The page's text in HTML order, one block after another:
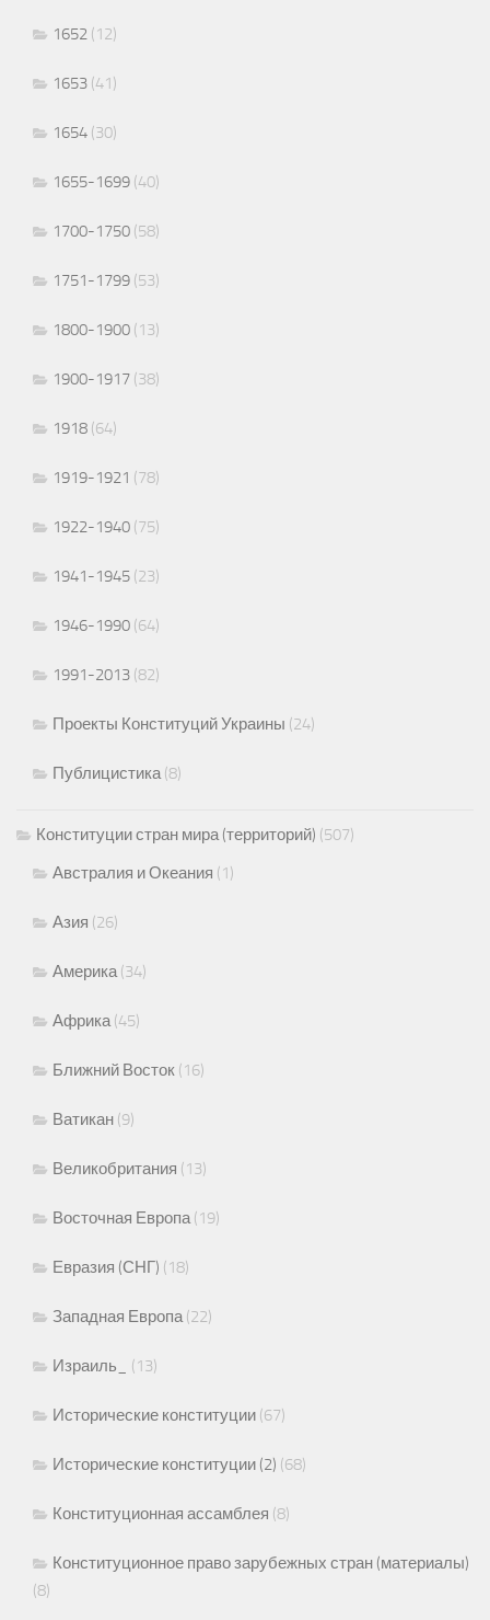
1652 (12)
1653 (41)
1654 (30)
1655-1699 (40)
1700-1750 (58)
1751-1799 (53)
1800-1900 (13)
1900-1917 (38)
1918 (64)
1919-1921 (78)
1922-1940 (75)
1941-1945 (23)
1946-1990 (64)
1991-2013 (82)
Проекты Конституций Украины (24)
Публицистика(8)
Конституции стран мира (территорий) (507)
Австралия и Океания (1)
Азия (26)
Америка(34)
Африка(45)
Ближний Восток (16)
Ватикан (9)
Великобритания (13)
Восточная Европа(19)
Евразия (СНГ) (18)
Западная Европа(22)
Израиль_ (13)
Исторические конституции (67)
Исторические конституции (2) (68)
Конституционная ассамблея (8)
Конституционное право зарубежных стран (материалы)
(8)